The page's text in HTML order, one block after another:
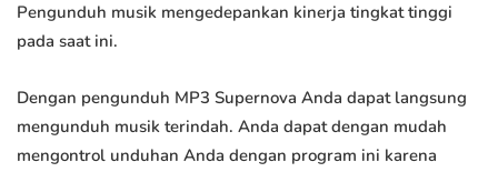
Pengunduh musik mengedepankan kinerja tingkat tinggi
pada saat ini.
Dengan pengunduh MP3 Supernova Anda dapat langsung
mengunduh musik terindah. Anda dapat dengan mudah
mengontrol unduhan Anda dengan program ini karena